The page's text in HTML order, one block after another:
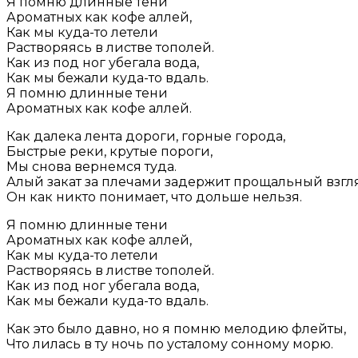
Ароматных как кофе аллей,
Как мы куда-то летели
Растворяясь в листве тополей.
Как из под ног убегала вода,
Как мы бежали куда-то вдаль.
Я помню длинные тени
Ароматных как кофе аллей.
Как далека лента дороги, горные города,
Быстрые реки, крутые пороги,
Мы снова вернемся туда.
Алый закат за плечами задержит прощальный
Он как никто понимает, что дольше нельзя.
Я помню длинные тени
Ароматных как кофе аллей,
Как мы куда-то летели
Растворяясь в листве тополей.
Как из под ног убегала вода,
Как мы бежали куда-то вдаль.
Как это было давно, но я помню мелодию флейты,
Что лилась в ту ночь по усталому сонному морю.